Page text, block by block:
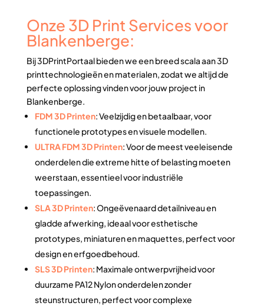
Onze 3D Print Services voor
Blankenberge:
Bij 3DPrintPortaal bieden we een breed scala aan 3D
printtechnologieën en materialen, zodat we altijd de
perfecte oplossing vinden voor jouw project in
Blankenberge.
FDM 3D Printen: Veelzijdig en betaalbaar, voor
functionele prototypes en visuele modellen.
ULTRA FDM 3D Printen: Voor de meest veeleisende
onderdelen die extreme hitte of belasting moeten
weerstaan, essentieel voor industriële
toepassingen.
SLA 3D Printen: Ongeëvenaard detailniveau en
gladde afwerking, ideaal voor esthetische
prototypes, miniaturen en maquettes, perfect voor
design en erfgoedbehoud.
SLS 3D Printen: Maximale ontwerpvrijheid voor
duurzame PA12 Nylon onderdelen zonder
steunstructuren, perfect voor complexe